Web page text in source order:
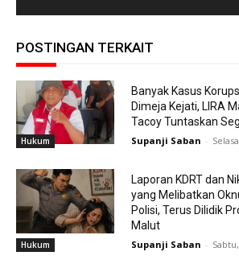
POSTINGAN TERKAIT
Hukum
Banyak Kasus
Dimeja Kejati, LIRA
Tacoy Tuntaskan
Supanji Saban -
Hukum
Laporan KDRT dan
yang Melibatkan
Polisi, Terus Dilidik
Malut
Supanji Saban -